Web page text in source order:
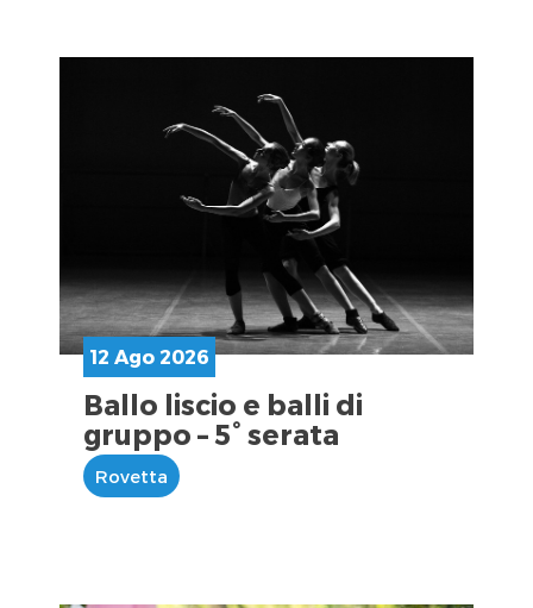
12 Ago 2026
Ballo liscio e balli di
gruppo – 5° serata
Rovetta